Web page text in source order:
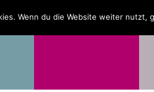
ÜBER UNS
Wenn du die Website weiter nutzt,